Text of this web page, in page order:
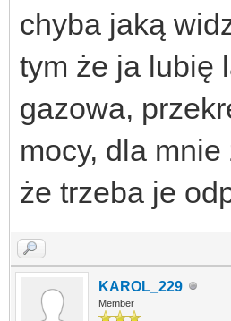
chyba jaką
tym że ja lubię
gazowa,
mocy, dla
że trzeba je
KAROL_229
Member